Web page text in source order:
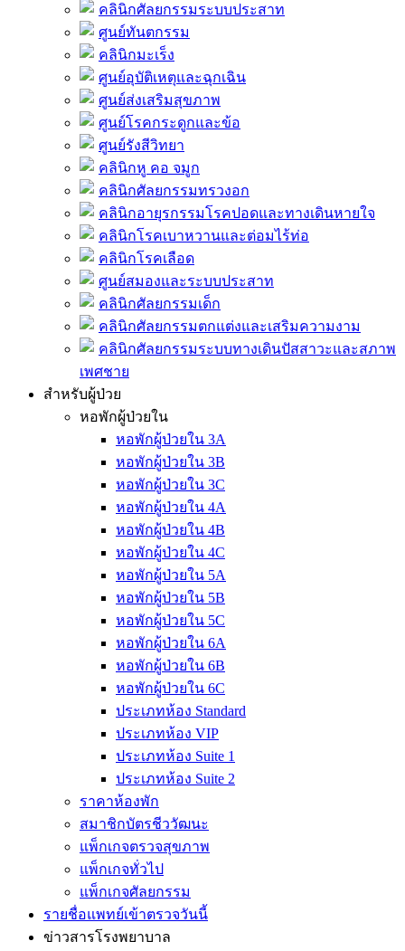
คลินิกศัลยกรรมระบบประสาท
ศูนย์ทันตกรรม
คลินิกมะเร็ง
ศูนย์อุบัติเหตุและฉุกเฉิน
ศูนย์ส่งเสริมสุขภาพ
ศูนย์โรคกระดูกและข้อ
ศูนย์รังสีวิทยา
คลินิกหู คอ จมูก
คลินิกศัลยกรรมทรวงอก
คลินิกอายุรกรรมโรคปอดและทางเดินหายใจ
คลินิกโรคเบาหวานและต่อมไร้ท่อ
คลินิกโรคเลือด
ศูนย์สมองและระบบประสาท
คลินิกศัลยกรรมเด็ก
คลินิกศัลยกรรมตกแต่งและเสริมความงาม
คลินิกศัลยกรรมระบบทางเดินปัสสาวะและสภาพ
เพศชาย
สำหรับผู้ป่วย
หอพักผู้ป่วยใน
หอพักผู้ป่วยใน 3A
หอพักผู้ป่วยใน 3B
หอพักผู้ป่วยใน 3C
หอพักผู้ป่วยใน 4A
หอพักผู้ป่วยใน 4B
หอพักผู้ป่วยใน 4C
หอพักผู้ป่วยใน 5A
หอพักผู้ป่วยใน 5B
หอพักผู้ป่วยใน 5C
หอพักผู้ป่วยใน 6A
หอพักผู้ป่วยใน 6B
หอพักผู้ป่วยใน 6C
ประเภทห้อง Standard
ประเภทห้อง VIP
ประเภทห้อง Suite 1
ประเภทห้อง Suite 2
ราคาห้องพัก
สมาชิกบัตรชีววัฒนะ
แพ็กเกจตรวจสุขภาพ
แพ็กเกจทั่วไป
แพ็กเกจศัลยกรรม
รายชื่อแพทย์เข้าตรวจวันนี้
ข่าวสารโรงพยาบาล